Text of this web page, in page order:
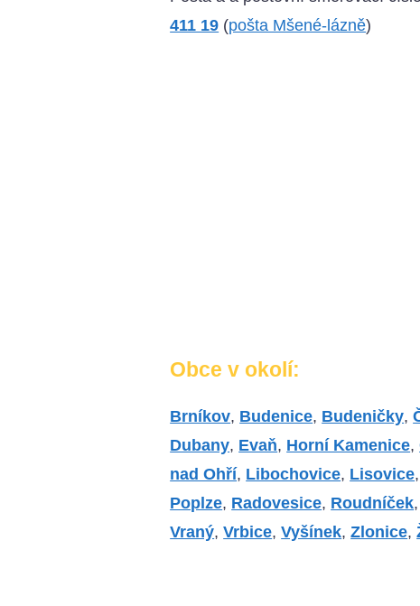
411 19 (pošta Mšené-lázně)
Obce v okolí:
Brníkov, Budenice, Budeničky,
Dubany, Evaň, Horní Kamenice,
nad Ohří, Libochovice, Lisovice,
Poplze, Radovesice, Roudníček,
Vraný,Vrbice,Vyšínek,Zlonice,